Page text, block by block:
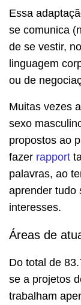
Essa
se comunica
de se vestir,
linguagem
ou de
Muitas vezes
sexo
propostos ao
fazer rapport
palavras, ao
aprender tudo
interesses.
Áreas de
Do total de
se a projetos
trabalham